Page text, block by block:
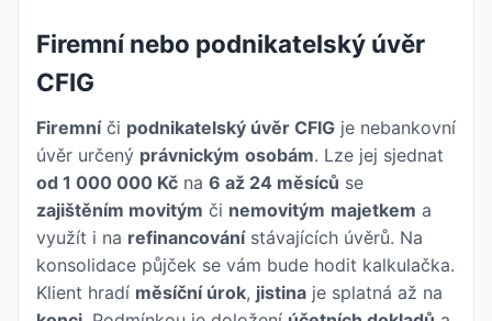
Firemní nebo podnikatelský úvěr
CFIG
Firemníči podnikatelský úvěr CFIG je nebankovní
úvěr určený právnickým osobám. Lze jej sjednat
od 1 000 000 Kč na 6 až 24 měsíců se
zajištěním movitým či nemovitým majetkem a
využít i na refinancovánístávajících úvěrů. Na
konsolidace půjček se vám bude hodit kalkulačka.
Klient hradí měsíční úrok, jistina je splatná až na